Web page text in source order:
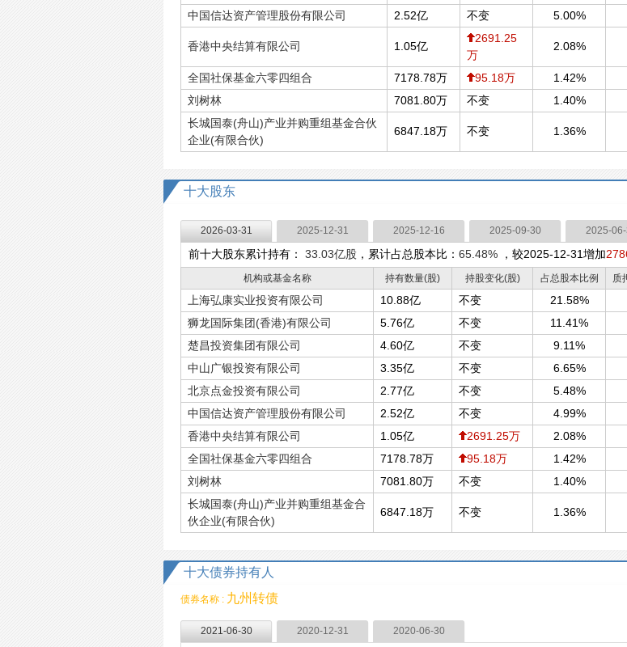
中国信达资产管理股份有限公司
2.52亿 不变 5.00%
香港中央结算有限公司 1.05亿
2691.25
万
2.08%
全国社保基金六零四组合 7178.78万 95.18万 1.42%
刘树林
7081.80万 不变 1.40%
长城国泰(舟山)产业并购重组基金合伙
企业(有限合伙)
6847.18万 不变 1.36%
十大股东
2026-03-31 2025-12-31 2025-12-16 2025-09-30 2025-
前十大股东累计持有： 33.03亿股 ，累计占总股本比： 65.48% ，较2025-12-31增加
机构或基金名称 持有数量(股) 持股变化(股) 占总股本比例 质
上海弘康实业投资有限公司 10.88亿 不变 21.58%
狮龙国际集团(香港)有限公司
5.76亿 不变 11.41%
楚昌投资集团有限公司
4.60亿 不变 9.11%
中山广银投资有限公司
3.35亿 不变 6.65%
北京点金投资有限公司
2.77亿 不变 5.48%
中国信达资产管理股份有限公司
2.52亿 不变 4.99%
香港中央结算有限公司
1.05亿 2691.25万 2.08%
全国社保基金六零四组合
7178.78万 95.18万 1.42%
刘树林
7081.80万 不变 1.40%
长城国泰(舟山)产业并购重组基金合
伙企业(有限合伙)
6847.18万 不变 1.36%
十大债券持有人
债券名称 : 九州转债
2021-06-30 2020-12-31 2020-06-30